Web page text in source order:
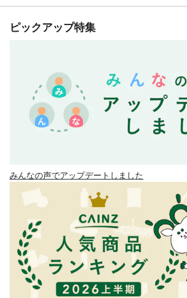
ピックアップ特集
みんなの声でアップデートしました